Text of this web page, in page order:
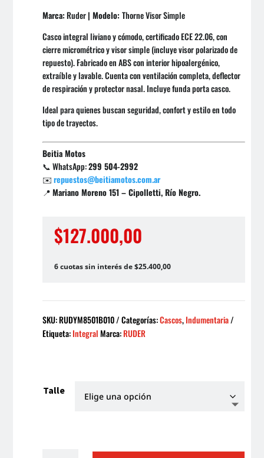
Marca:Ruder| Modelo:Thorne Visor Simple
Casco integral liviano y cómodo, certificado ECE 22.06, con
cierre micrométrico y visor simple (incluye visor polarizado de
repuesto). Fabricado en ABS con interior hipoalergénico,
extraíble y lavable. Cuenta con ventilación completa, deflector
de respiración y protector nasal. Incluye funda porta casco.
Ideal para quienes buscan seguridad, confort y estilo en todo
tipo de trayectos.
Beitia Motos
📞 WhatsApp:299 504-2992
✉️repuestos@beitiamotos.com.ar
📍Mariano Moreno 151 – Cipolletti, Río Negro.
$127.000,00
6 cuotas sin interés de $25.400,00
SKU:RUDYM8501B010 Categorías:Cascos,Indumentaria
Etiqueta:Integral Marca:RUDER
Talle